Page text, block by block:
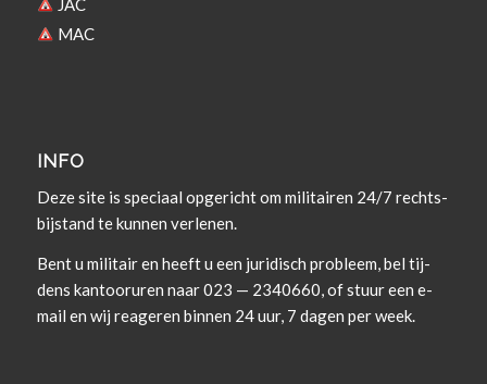
MAC
INFO
Deze site is spe­ci­aal opgericht om militairen 24/7 rechts­
bi­j­s­tand te kun­nen verlenen.
Bent u militair en heeft u een juridisch prob­leem, bel tij­
dens kan­tooruren naar 023 — 2340660, of stuur een e-
mail en wij rea­geren bin­nen 24 uur, 7 dagen per week.